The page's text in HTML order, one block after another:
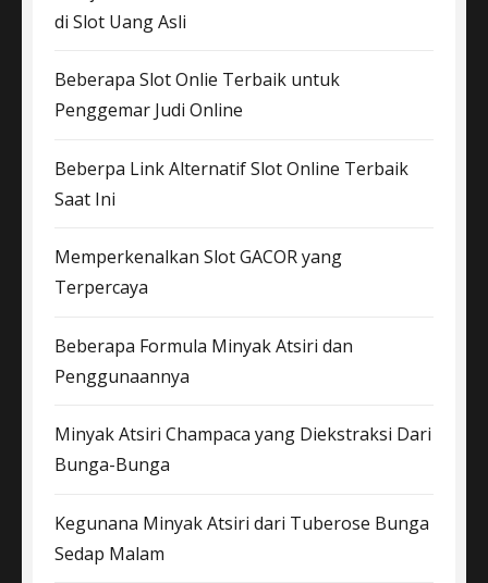
di Slot Uang Asli
Beberapa Slot Onlie Terbaik untuk
Penggemar Judi Online
Beberpa Link Alternatif Slot Online Terbaik
Saat Ini
Memperkenalkan Slot GACOR yang
Terpercaya
Beberapa Formula Minyak Atsiri dan
Penggunaannya
Minyak Atsiri Champaca yang Diekstraksi Dari
Bunga-Bunga
Kegunana Minyak Atsiri dari Tuberose Bunga
Sedap Malam